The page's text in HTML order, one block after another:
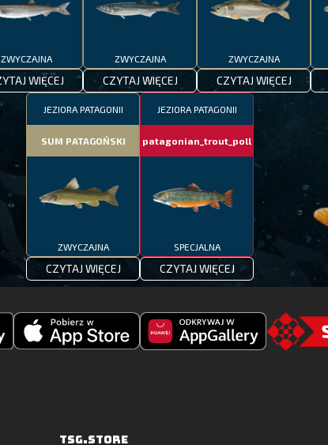
ZWYCZAJNA
WIĘCEJ
ZWYCZAJNA
CZYTAJ WIĘCEJ
ZWYCZAJNA
CZYTAJ WIĘCEJ
JEZIORA PATAGONII
SUM PATAGOŃSKI
ZWYCZAJNA
CZYTAJ WIĘCEJ
JEZIORA PATAGONII
patagonian_trout_poll
SPECJALNA
CZYTAJ WIĘCEJ
TSG.STORE